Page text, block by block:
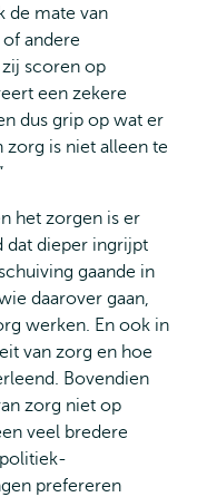
de mate van
andere
scoren op
een zekere
dus grip op wat er
zorg is niet alleen te
het zorgen is er
dat dieper ingrijpt
gaande in
daarover gaan,
werken. En ook in
van zorg en hoe
Bovendien
zorg niet op
veel bredere
prefereren